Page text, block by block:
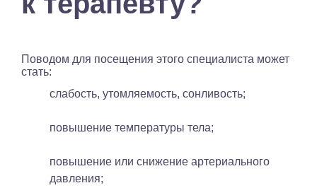
Поводом для посещения этого специалиста может
стать:
слабость, утомляемость, сонливость;
повышение температуры тела;
повышение или снижение артериального
давления;